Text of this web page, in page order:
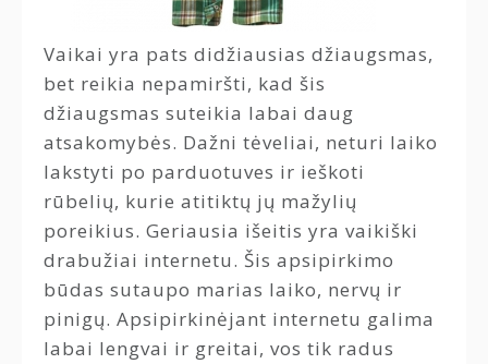
Vaikai yra pats didžiausias džiaugsmas,
bet reikia nepamiršti, kad šis
džiaugsmas suteikia labai daug
atsakomybės. Dažni tėveliai, neturi laiko
lakstyti po parduotuves ir ieškoti
rūbelių, kurie atitiktų jų mažylių
poreikius. Geriausia išeitis yra vaikiški
drabužiai internetu. Šis apsipirkimo
būdas sutaupo marias laiko, nervų ir
pinigų. Apsipirkinėjant internetu galima
labai lengvai ir greitai, vos tik radus